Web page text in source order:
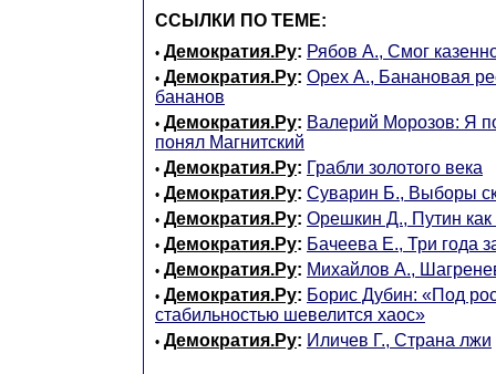
ССЫЛКИ ПО ТЕМЕ:
• Демократия.Ру: Рябов А., Смог
• Демократия.Ру: Орех А., Банановая
бананов
• Демократия.Ру: Валерий Морозов: Я
понял Магнитский
• Демократия.Ру: Грабли золотого века
• Демократия.Ру: Суварин Б., Выборы
• Демократия.Ру: Орешкин Д., Путин как
• Демократия.Ру: Бачеева Е., Три года
• Демократия.Ру: Михайлов А.,
• Демократия.Ру: Борис Дубин: «Под
стабильностью шевелится хаос»
• Демократия.Ру: Иличев Г., Страна лжи